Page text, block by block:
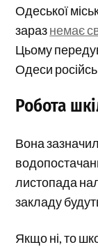
Одеської
заразнемає
Цьому
Одеси
Робота
Вона
листопада
закладу
Якщо ні, то